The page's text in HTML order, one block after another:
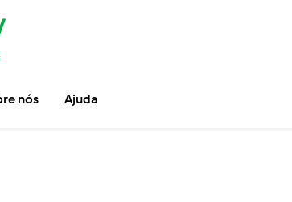
nós Ajuda